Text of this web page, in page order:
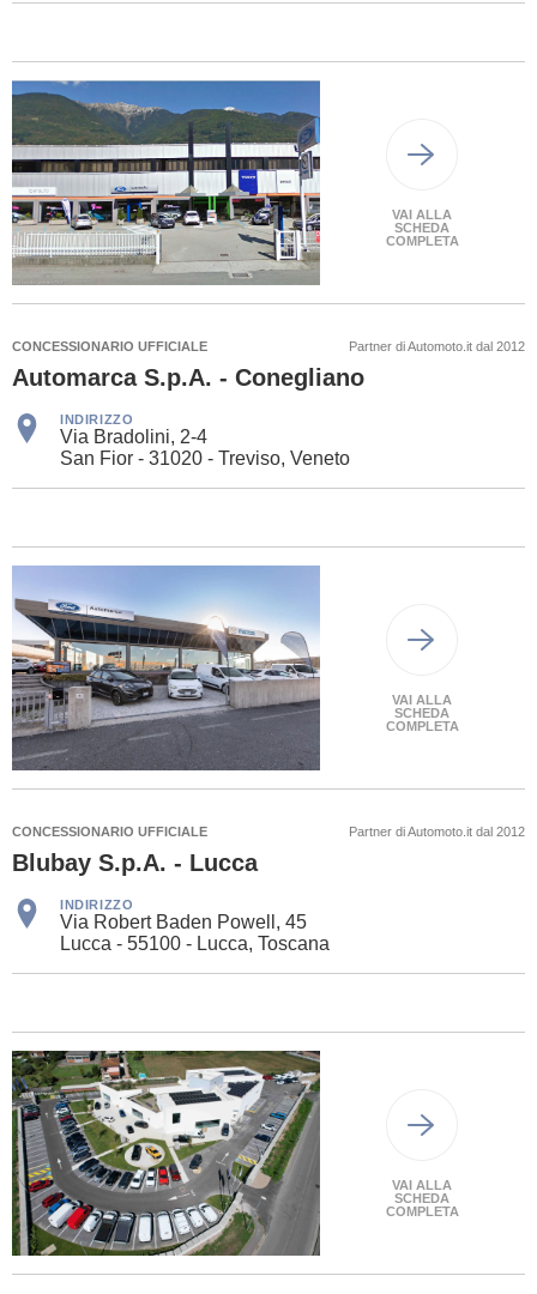
VAI ALLA
SCHEDA
COMPLETA
CONCESSIONARIO UFFICIALE Partner di Automoto.it dal 2012
Automarca S.p.A. - Conegliano
INDIRIZZO
Via Bradolini, 2-4
San Fior - 31020 - Treviso, Veneto
VAI ALLA
SCHEDA
COMPLETA
CONCESSIONARIO UFFICIALE Partner di Automoto.it dal 2012
Blubay S.p.A. - Lucca
INDIRIZZO
Via Robert Baden Powell, 45
Lucca - 55100 - Lucca, Toscana
VAI ALLA
SCHEDA
COMPLETA